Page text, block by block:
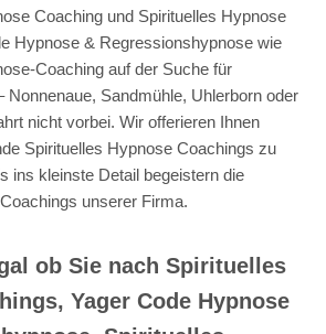
Coaching und Spirituelles Hypnose
Hypnose & Regressionshypnose wie
Coaching auf der Suche für
Nonnenaue, Sandmühle, Uhlerborn oder
nicht vorbei. Wir offerieren Ihnen
Spirituelles Hypnose Coachings zu
ins kleinste Detail begeistern die
unserer Firma.
ob Sie nach Spirituelles
Yager Code Hypnose